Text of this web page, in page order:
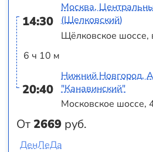
14:30
6 ч 10 м
20:40
От2669 руб.
Москва,
(Щелковский)
Щёлковское шоссе,
Нижний Новгород,
"Канавинский"
Московское шоссе,
ДенЛеДа